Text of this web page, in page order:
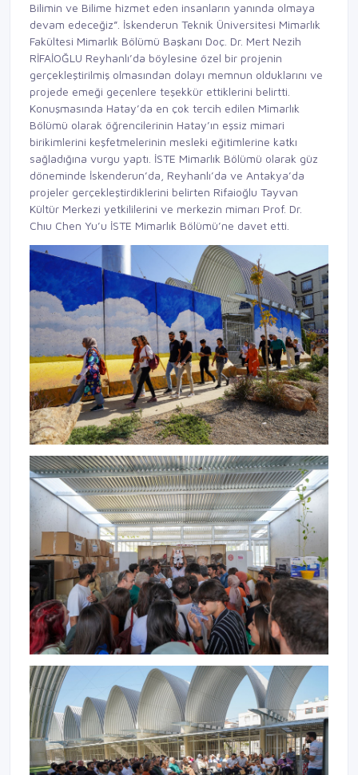
Bilimin ve Bilime hizmet eden insanların yanında olmaya
devam edeceğiz”. İskenderun Teknik Üniversitesi Mimarlık
Fakültesi Mimarlık Bölümü Başkanı Doç. Dr. Mert Nezih
RİFAİOĞLU Reyhanlı’da böylesine özel bir projenin
gerçekleştirilmiş olmasından dolayı memnun olduklarını ve
projede emeği geçenlere teşekkür ettiklerini belirtti.
Konuşmasında Hatay’da en çok tercih edilen Mimarlık
Bölümü olarak öğrencilerinin Hatay’ın eşsiz mimari
birikimlerini keşfetmelerinin mesleki eğitimlerine katkı
sağladığına vurgu yaptı. İSTE Mimarlık Bölümü olarak güz
döneminde İskenderun’da, Reyhanlı’da ve Antakya’da
projeler gerçekleştirdiklerini belirten Rifaioğlu Tayvan
Kültür Merkezi yetkililerini ve merkezin mimarı Prof. Dr.
Chıu Chen Yu’u İSTE Mimarlık Bölümü’ne davet etti.